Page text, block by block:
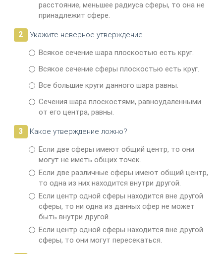
расстояние, меньшее радиуса сферы, то она не
принадлежит сфере.
2
Укажите неверное утверждение
Всякое сечение шара плоскостью есть круг.
Всякое сечение сферы плоскостью есть круг.
Все большие круги данного шара равны.
Сечения шара плоскостями, равноудаленными
от его центра, равны.
3
Какое утверждение ложно?
Если две сферы имеют общий центр, то они
могут не иметь общих точек.
Если две различные сферы имеют общий центр,
то одна из них находится внутри другой.
Если центр одной сферы находится вне другой
сферы, то ни одна из данных сфер не может
быть внутри другой.
Если центр одной сферы находится вне другой
сферы, то они могут пересекаться.